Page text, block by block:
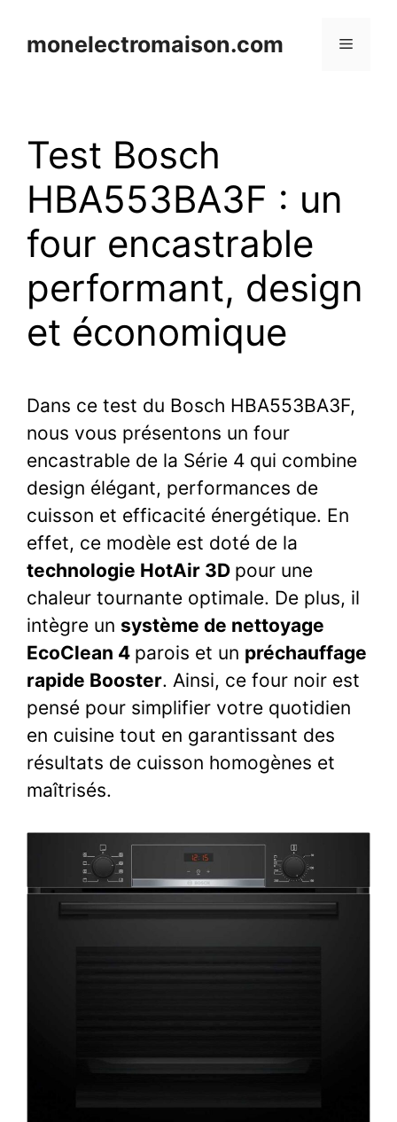
monelectromaison.com Menu
Test Bosch
HBA553BA3F : un
four encastrable
performant, design
et économique
Dans ce test du Bosch HBA553BA3F,
nous vous présentons un four
encastrable de la Série 4 qui combine
design élégant, performances de
cuisson et efficacité énergétique. En
effet, ce modèle est doté de la
technologie HotAir 3D pour une
chaleur tournante optimale. De plus, il
intègre un système de nettoyage
EcoClean 4 parois et un préchauffage
rapide Booster. Ainsi, ce four noir est
pensé pour simplifier votre quotidien
en cuisine tout en garantissant des
résultats de cuisson homogènes et
maîtrisés.